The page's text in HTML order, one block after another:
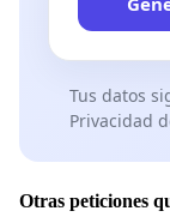
Tus datos
Privacidad
Otras peticiones